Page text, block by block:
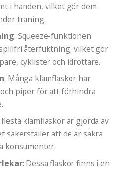
i handen, vilket gör dem
träning.
: Squeeze-funktionen
återfuktning, vilket gör
cyklister och idrottare.
: Många klämflaskor har
och piper för att förhindra
flesta klämflaskor är gjorda av
säkerställer att de är säkra
konsumenter.
: Dessa flaskor finns i en